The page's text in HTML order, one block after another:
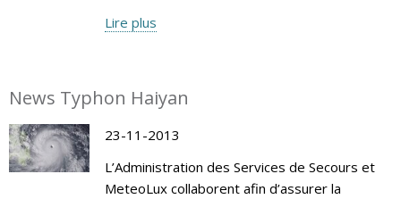
Lire plus
News Typhon Haiyan
23-11-2013
L’Administration des Services de Secours et
MeteoLux collaborent afin d’assurer la